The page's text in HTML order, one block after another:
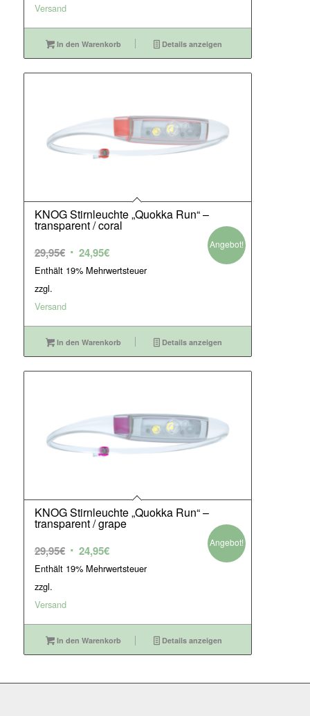
Versand
In den Warenkorb Details anzeigen
KNOG Stirnleuchte „Quokka Run“ –
transparent / coral
29,95€ Ursprünglicher
Preis
24,95€Aktueller
Preis
Enthält 19% Mehrwertsteuer
zzgl.
Versand
Angebot!
In den Warenkorb Details anzeigen
KNOG Stirnleuchte „Quokka Run“ –
transparent / grape
29,95€ Ursprünglicher
Preis
24,95€Aktueller
Preis
Enthält 19% Mehrwertsteuer
zzgl.
Versand
Angebot!
In den Warenkorb Details anzeigen